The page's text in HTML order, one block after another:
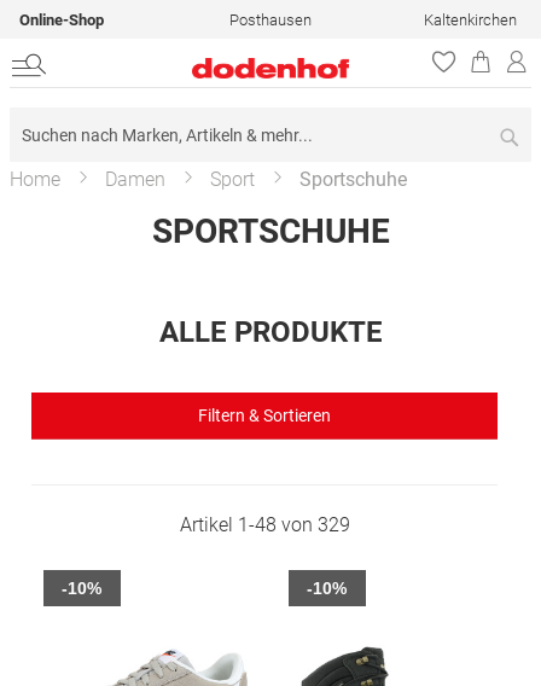
Online-Shop Posthausen Kaltenkirchen
Home Damen Sport Sportschuhe
SPORTSCHUHE
ALLE PRODUKTE
Filtern & Sortieren
Artikel 1-48 von 329
-10% -10%